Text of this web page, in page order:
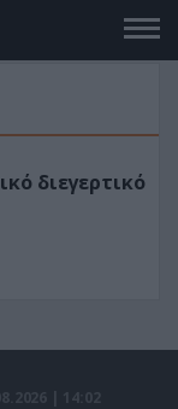
σου με το
με
| 14:02